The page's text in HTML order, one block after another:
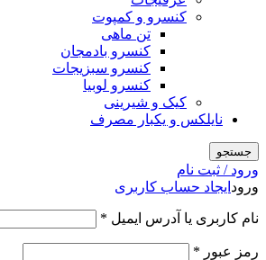
کنسرو و کمپوت
تن ماهی
کنسرو بادمجان
کنسرو سبزیجات
کنسرو لوبیا
کیک و شیرینی
نایلکس و یکبار مصرف
جستجو
ورود / ثبت نام
ورود ایجاد حساب کاربری
نام کاربری یا آدرس ایمیل *
رمز عبور *